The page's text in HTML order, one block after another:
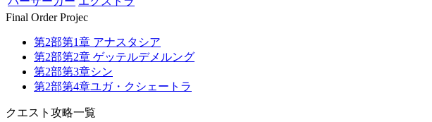
Final Order Projec
第2部第1章 アナスタシア
第2部第2章 ゲッテルデメルング
第2部第3章シン
第2部第4章ユガ・クシェートラ
クエスト攻略一覧